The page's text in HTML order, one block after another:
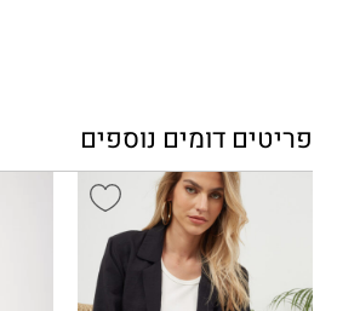
פריטים דומים נוספים